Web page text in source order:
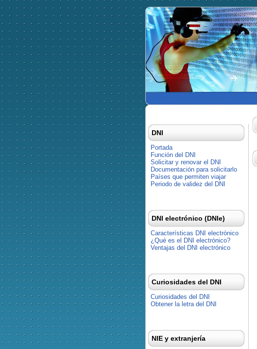
DNI
Portada
Función del DNI
Solicitar y renovar el DNI
Documentación para solicitarlo
Países que permiten viajar
Periodo de validez del DNI
DNI electrónico (DNIe)
Características DNI electrónico
¿Qué es el DNI electrónico?
Ventajas del DNI electrónico
Curiosidades del DNI
Curiosidades del DNI
Obtener la letra del DNI
NIE y extranjería